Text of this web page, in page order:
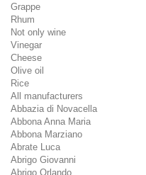
Grappe
Rhum
Not only wine
Vinegar
Cheese
Olive oil
Rice
All manufacturers
Abbazia di Novacella
Abbona Anna Maria
Abbona Marziano
Abrate Luca
Abrigo Giovanni
Abrigo Orlando